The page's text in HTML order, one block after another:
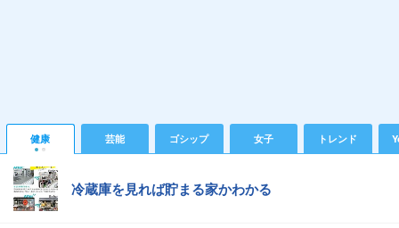
健康 芸能 ゴシップ 女子 トレンド
冷蔵庫を見れば貯まる家かわかる